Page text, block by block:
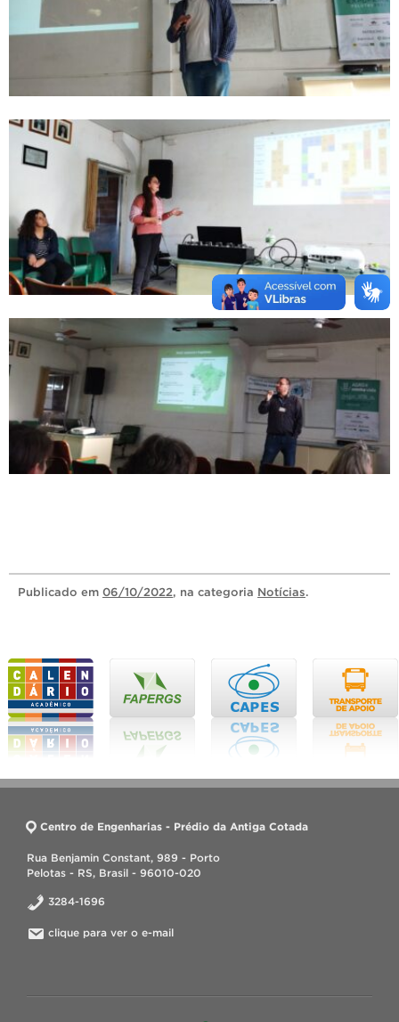
Publicado em 06/10/2022, na categoria Notícias.
Centro de Engenharias - Prédio da Antiga Cotada
Rua Benjamin Constant, 989 - Porto
Pelotas - RS, Brasil - 96010-020
3284-1696
clique para ver o e-mail